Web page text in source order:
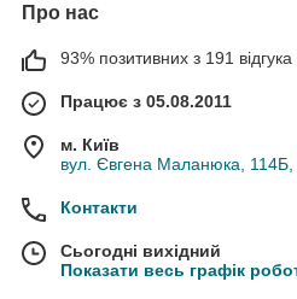
Про нас
93% позитивних з 191 відгука
Працює з 05.08.2011
м. Київ
вул. Євгена Маланюка, 114Б,
Контакти
Сьогодні вихідний
Показати весь графік